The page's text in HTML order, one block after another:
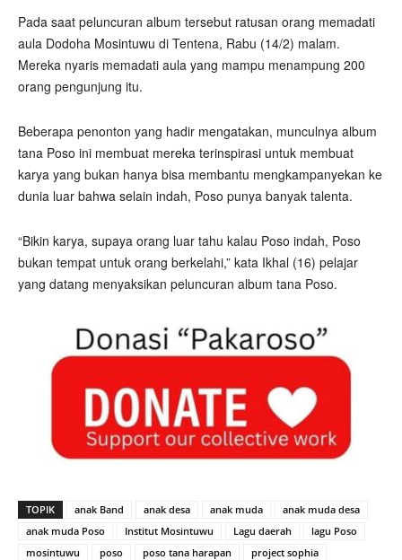
Pada saat peluncuran album tersebut ratusan orang memadati
aula Dodoha Mosintuwu di Tentena, Rabu (14/2) malam.
Mereka nyaris memadati aula yang mampu menampung 200
orang pengunjung itu.
Beberapa penonton yang hadir mengatakan, munculnya album
tana Poso ini membuat mereka terinspirasi untuk membuat
karya yang bukan hanya bisa membantu mengkampanyekan ke
dunia luar bahwa selain indah, Poso punya banyak talenta.
“Bikin karya, supaya orang luar tahu kalau Poso indah, Poso
bukan tempat untuk orang berkelahi,” kata Ikhal (16) pelajar
yang datang menyaksikan peluncuran album tana Poso.
TOPIK anak Band anak desa anak muda
anak muda desa
anak muda Poso
Institut Mosintuwu Lagu daerah
lagu Poso
mosintuwu
poso poso tana harapan
project sophia